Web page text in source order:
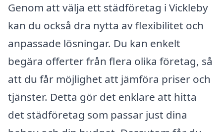
Genom att välja ett städföretag i Vickleby
kan du också dra nytta av flexibilitet och
anpassade lösningar. Du kan enkelt
begära offerter från flera olika företag, så
att du får möjlighet att jämföra priser och
tjänster. Detta gör det enklare att hitta
det städföretag som passar just dina